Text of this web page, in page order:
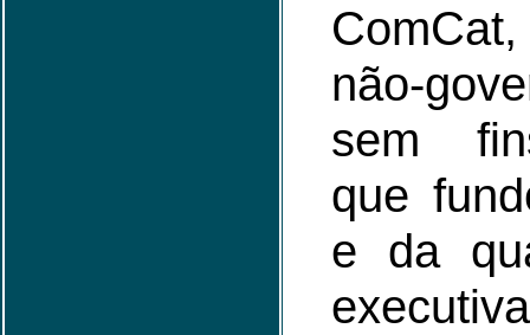
não-
sem
que
e da